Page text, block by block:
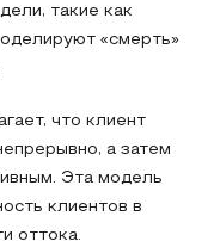
такие как
«смерть»
что клиент
а затем
Эта модель
клиентов в
оттока.